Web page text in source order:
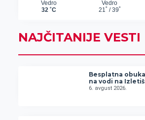
NAJČITANIJE VESTI
Besplatna
na vodi na
6. avgust 2026.